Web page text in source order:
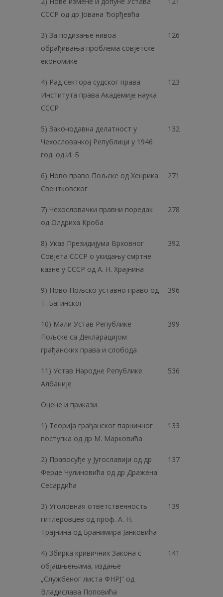
СССР од др Јована Ђорђевћа
3) За подизање нивоа
обрађивања проблема совјетске
економике
126
4) Рад сектора судског права
Института права Академије наука
СССР
123
5) Законодавна делатност у
Чехословачкој Републици у 1946
год. од.И. Б
132
6) Ново право Пољске од Хенрика
Свентковског
271
7) Чехословачки правни поредак
од Олдриха Кроба
278
8) Указ Президијума Врховног
Совјета СССР о укидању смртне
казне у СССР од А. Н. Храјнина
392
9) Ново Пољско уставно право од
Т. Багинског
396
10) Мали Устав Републике
Пољске са Декларацијом
грађанских права и слобода
399
11) Устав Народне Републике
Албаније
536
Оцене и прикази
1) Теорија грађанског парничног
поступка од др М. Марковића
133
2) Правосуђе у Југославији од др
Ферде Чулиновића од др Дражена
Сесардића
137
3) Уголовная ответственность
гитлеровцев од проф. А. Н.
Трајнина од Бранимира Јанковића
139
4) Збирка кривичних Закона с
објашњењима, издање
„Службеног листа ФНРЈ“ од
Владислава Поповића
141